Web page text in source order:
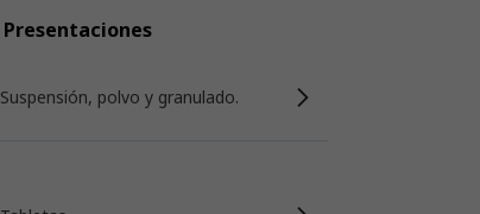
Presentaciones
Suspensión, polvo y granulado.